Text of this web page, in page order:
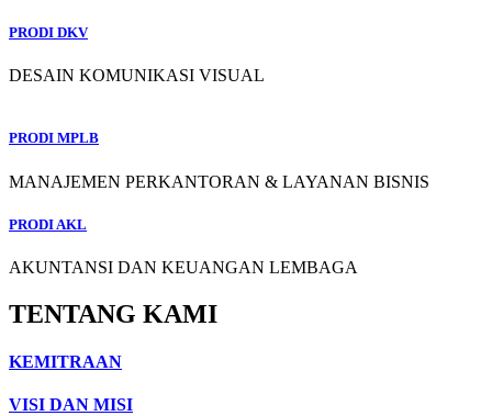
PRODI DKV
DESAIN KOMUNIKASI VISUAL
PRODI MPLB
MANAJEMEN PERKANTORAN & LAYANAN BISNIS
PRODI AKL
AKUNTANSI DAN KEUANGAN LEMBAGA
TENTANG KAMI
KEMITRAAN
VISI DAN MISI